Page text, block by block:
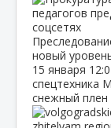
новый
15 января
спецтехника
снежный